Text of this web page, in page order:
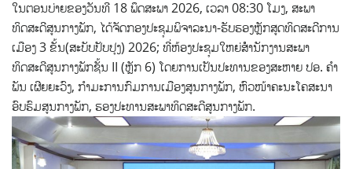
ໃນຕອນບ່າຍຂອງວັນທີ 18 ພຶດສະພາ 2026, ເວລາ 08:30 ໂມງ, ສະພາ
ທິດສະດີສູນກາງພັກ, ໄດ້ຈັດກອງປະຊຸມພິຈາລະນາ-ຮັບຮອງຫຼັກສູດທິດສະດີການ
ເມືອງ 3 ຂັ້ນ(ສະບັບປັບປຸງ) 2026; ທີ່ຫ້ອງປະຊຸມໃຫຍ່ສໍໍານັກງານສະພາ
ທິດສະດີສູນກາງພັກຊັ້ນ II (ຫຼັກ 6) ໂດຍການເປັນປະທານຂອງສະຫາຍ ປອ. ຄໍາ
ພັນ ເຜີຍຍະວົງ, ກໍາມະການກົມການເມືອງສູນກາງພັກ, ຫົວໜ້າຄະນະໂຄສະນາ
ອົບຮົມສູນກາງພັກ, ຮອງປະທານສະພາທິດສະດີສູນກາງພັກ.